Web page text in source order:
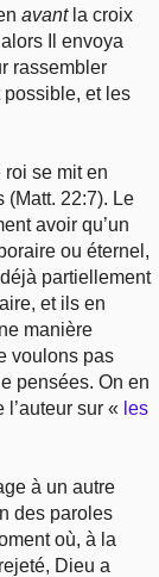
avantla croix
Il envoya
rassembler
possible, et les
se mit en
(Matt. 22:7). Le
avoir qu’un
ou éternel,
partiellement
et ils en
manière
voulons pas
pensées. On en
sur « les
à un autre
des paroles
où, à la
Dieu a